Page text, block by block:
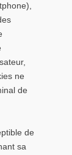
ne
de
de
sa